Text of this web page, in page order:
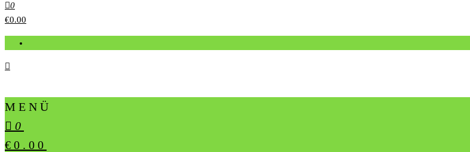
0
€0.00
MENÜ
0
€0.00